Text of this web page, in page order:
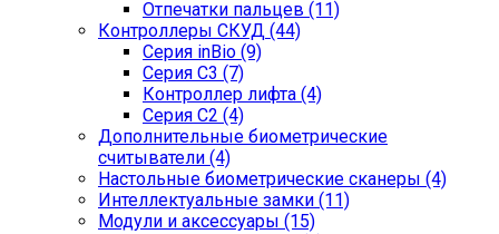
Отпечатки пальцев (11)
Контроллеры СКУД (44)
Серия inBio (9)
Серия С3 (7)
Контроллер лифта (4)
Серия С2 (4)
Дополнительные биометрические
считыватели (4)
Настольные биометрические сканеры (4)
Интеллектуальные замки (11)
Модули и аксессуары (15)